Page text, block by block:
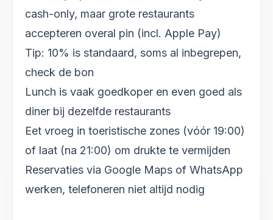
cash-only, maar grote restaurants
accepteren overal pin (incl. Apple Pay)
Tip: 10% is standaard, soms al inbegrepen,
check de bon
Lunch is vaak goedkoper en even goed als
diner bij dezelfde restaurants
Eet vroeg in toeristische zones (vóór 19:00)
of laat (na 21:00) om drukte te vermijden
Reservaties via Google Maps of WhatsApp
werken, telefoneren niet altijd nodig